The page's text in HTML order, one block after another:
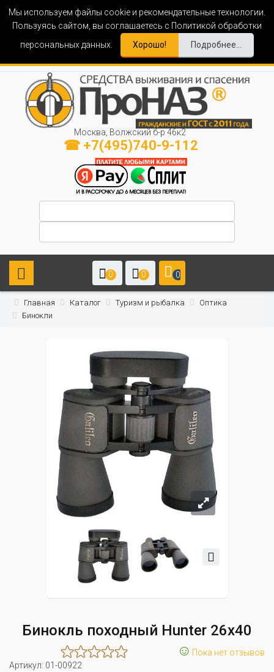
Мы используем файлы cookie и рекомендательные технологии.
Пользуясь сайтом, вы соглашаетесь с Политикой обработки
персональных данных.
Хорошо! Подробнее...
Москва, Волжский б-р 46к2
☎ +7(495)740-9-112
0 0 0
Главная Каталог Туризм и рыбалка
Оптика
Бинокли
Бинокль походный Hunter 26х40
☺ Пока нет отзывов
Артикул: 01-00922